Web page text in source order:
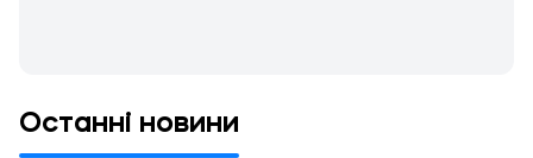
Останні новини